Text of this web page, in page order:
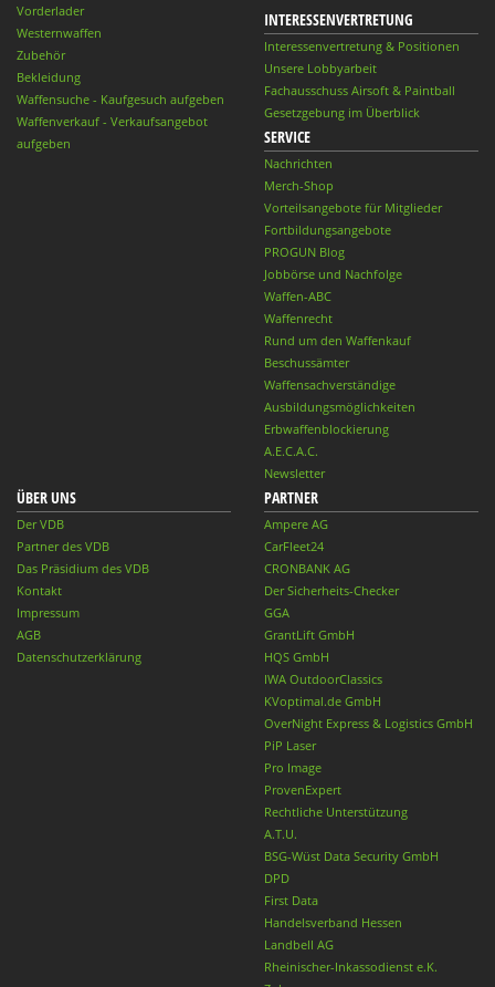
Vorderlader
Westernwaffen
Zubehör
Bekleidung
Waffensuche - Kaufgesuch aufgeben
Waffenverkauf - Verkaufsangebot
aufgeben
INTERESSENVERTRETUNG
Interessenvertretung & Positionen
Unsere Lobbyarbeit
Fachausschuss Airsoft & Paintball
Gesetzgebung im Überblick
SERVICE
Nachrichten
Merch-Shop
Vorteilsangebote für Mitglieder
Fortbildungsangebote
PROGUN Blog
Jobbörse und Nachfolge
Waffen-ABC
Waffenrecht
Rund um den Waffenkauf
Beschussämter
Waffensachverständige
Ausbildungsmöglichkeiten
Erbwaffenblockierung
A.E.C.A.C.
Newsletter
ÜBER UNS
Der VDB
Partner des VDB
Das Präsidium des VDB
Kontakt
Impressum
AGB
Datenschutzerklärung
PARTNER
Ampere AG
CarFleet24
CRONBANK AG
Der Sicherheits-Checker
GGA
GrantLift GmbH
HQS GmbH
IWA OutdoorClassics
KVoptimal.de GmbH
OverNight Express & Logistics GmbH
PiP Laser
Pro Image
ProvenExpert
Rechtliche Unterstützung
A.T.U.
BSG-Wüst Data Security GmbH
DPD
First Data
Handelsverband Hessen
Landbell AG
Rheinischer-Inkassodienst e.K.